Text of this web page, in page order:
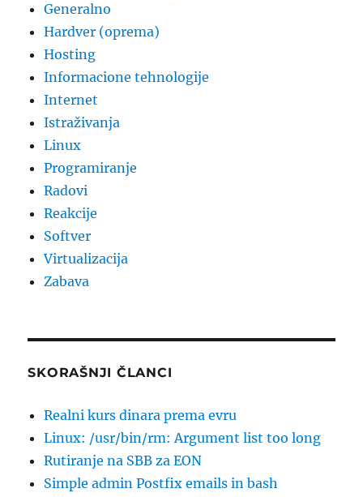
Generalno
Hardver (oprema)
Hosting
Informacione tehnologije
Internet
Istraživanja
Linux
Programiranje
Radovi
Reakcije
Softver
Virtualizacija
Zabava
SKORAŠNJI ČLANCI
Realni kurs dinara prema evru
Linux: /usr/bin/rm: Argument list too long
Rutiranje na SBB za EON
Simple admin Postfix emails in bash